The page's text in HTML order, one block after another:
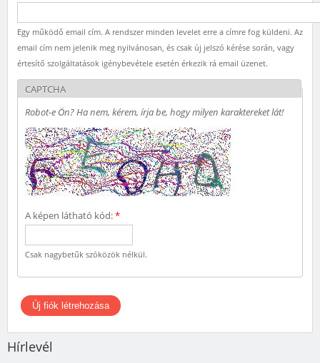
Egy működő email cím. A rendszer minden levelet erre a címre fog küldeni. Az
email cím nem jelenik meg nyilvánosan, és csak új jelszó kérése során, vagy
értesítő szolgáltatások igénybevétele esetén érkezik rá email üzenet.
CAPTCHA
Robot-e Ön? Ha nem, kérem, írja be, hogy milyen karaktereket lát!
A képen látható kód:*
Csak nagybetűk szóközök nélkül.
Hírlevél